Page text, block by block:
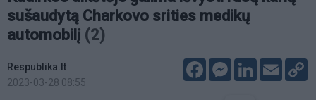
sušaudytą Charkovo srities medikų
automobilį (2)
Respublika.lt
2023-03-28 08:55
FacebookMessenger
LinkedIn
Email